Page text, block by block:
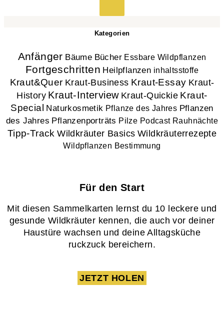
Kategorien
Anfänger Bäume Bücher Essbare Wildpflanzen
Fortgeschritten Heilpflanzen inhaltsstoffe
Kraut&Quer Kraut-Business Kraut-Essay Kraut-
History Kraut-Interview Kraut-Quickie Kraut-
Special Naturkosmetik Pflanze des Jahres Pflanzen
des Jahres Pflanzenporträts Pilze Podcast Rauhnächte
Tipp-Track Wildkräuter Basics Wildkräuterrezepte
Wildpflanzen Bestimmung
Für den Start
Mit diesen Sammelkarten lernst du 10 leckere und
gesunde Wildkräuter kennen, die auch vor deiner
Haustüre wachsen und deine Alltagsküche
ruckzuck bereichern.
JETZT HOLEN